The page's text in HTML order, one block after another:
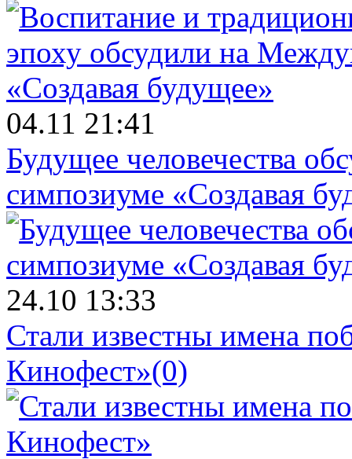
04.11 21:41
Будущее человечества
симпозиуме «Создавая
24.10 13:33
Стали известны имена
Кинофест»(0)